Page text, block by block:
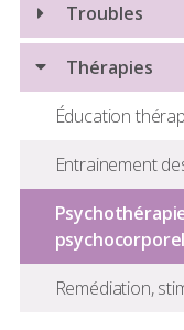
Troubles
Burn-out -
Spectre de la
Troubles anxio-
facteurs de
Troubles de
Thérapies
Éducation
Entrainement
Remédiation,